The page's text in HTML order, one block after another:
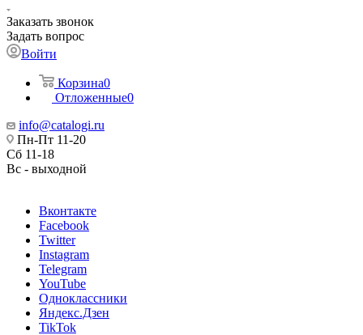
Заказать звонок
Задать вопрос
Войти
Корзина0
Отложенные0
info@catalogi.ru
Пн-Пт 11-20
Сб 11-18
Вс - выходной
Вконтакте
Facebook
Twitter
Instagram
Telegram
YouTube
Одноклассники
Яндекс.Дзен
TikTok